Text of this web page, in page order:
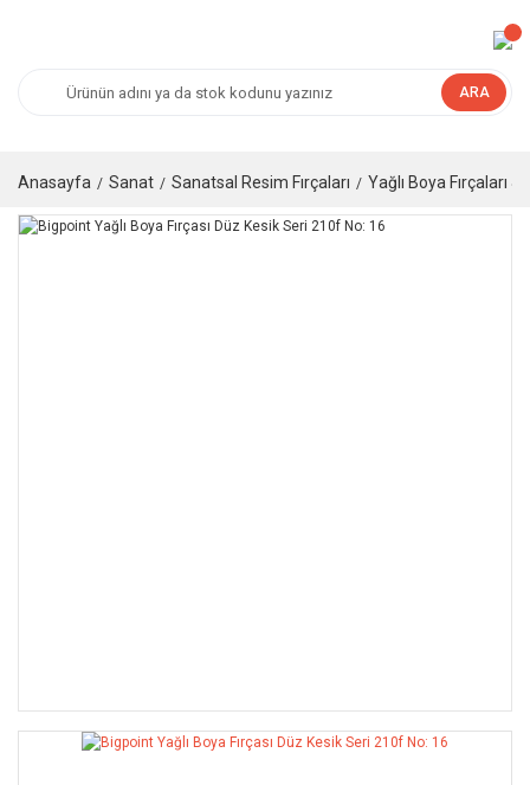
ARA
Anasayfa Sanat Sanatsal Resim Fırçaları Yağlı Boya Fırçaları